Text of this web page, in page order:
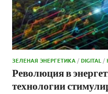
ЗЕЛЕНАЯ ЭНЕРГЕТИКА /DIGITAL /
Революция в
технологии